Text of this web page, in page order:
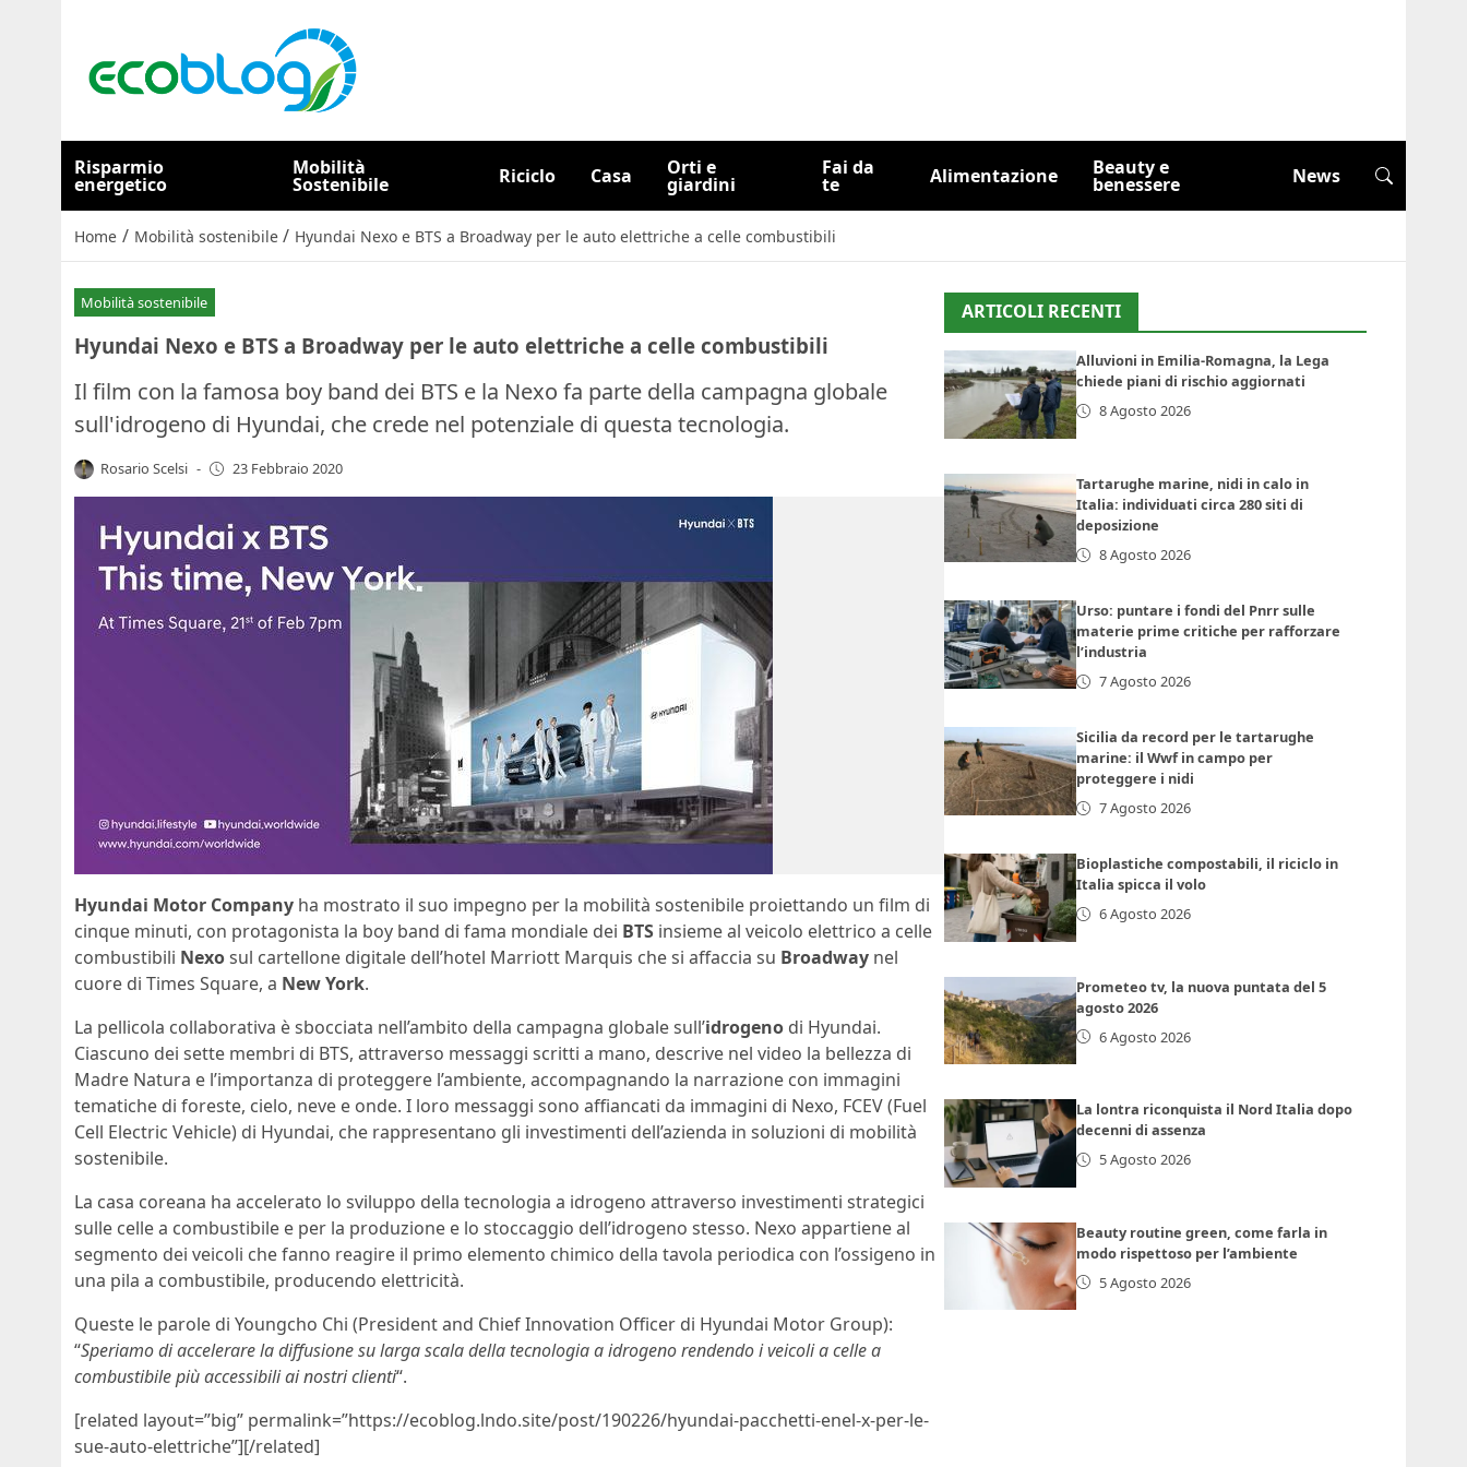
Risparmio
energetico
Mobilità
Sostenibile Riciclo Casa Orti e
giardini
Fai da
te Alimentazione Beauty e
benessere News
Home / Mobilità sostenibile / Hyundai Nexo e BTS a Broadway per le auto elettriche a celle combustibili
Mobilità sostenibile
Hyundai Nexo e BTS a Broadway per le auto elettriche a celle combustibili
Il film con la famosa boy band dei BTS e la Nexo fa parte della campagna globale
sull'idrogeno di Hyundai, che crede nel potenziale di questa tecnologia.
Rosario Scelsi - 23 Febbraio 2020
Hyundai Motor Company ha mostrato il suo impegno per la mobilità sostenibile proiettando un film di
cinque minuti, con protagonista la boy band di fama mondiale dei BTS insieme al veicolo elettrico a celle
combustibili Nexosul cartellone digitale dell’hotel Marriott Marquis che si affaccia su Broadway nel
cuore di Times Square, a New York.
La pellicola collaborativa è sbocciata nell’ambito della campagna globale sull’idrogeno di Hyundai.
Ciascuno dei sette membri di BTS, attraverso messaggi scritti a mano, descrive nel video la bellezza di
Madre Natura e l’importanza di proteggere l’ambiente, accompagnando la narrazione con immagini
tematiche di foreste, cielo, neve e onde. I loro messaggi sono affiancati da immagini di Nexo, FCEV (Fuel
Cell Electric Vehicle) di Hyundai, che rappresentano gli investimenti dell’azienda in soluzioni di mobilità
sostenibile.
La casa coreana ha accelerato lo sviluppo della tecnologia a idrogeno attraverso investimenti strategici
sulle celle a combustibile e per la produzione e lo stoccaggio dell’idrogeno stesso. Nexo appartiene al
segmento dei veicoli che fanno reagire il primo elemento chimico della tavola periodica con l’ossigeno in
una pila a combustibile, producendo elettricità.
Queste le parole di Youngcho Chi (President and Chief Innovation Officer di Hyundai Motor Group):
“Speriamo di accelerare la diffusione su larga scala della tecnologia a idrogeno rendendo i veicoli a celle a
combustibile più accessibili ai nostri clienti“.
[related layout=”big” permalink=”https://ecoblog.lndo.site/post/190226/hyundai-pacchetti-enel-x-per-le-
sue-auto-elettriche”][/related]
ARTICOLI RECENTI
Alluvioni in Emilia-Romagna, la Lega
chiede piani di rischio aggiornati
8 Agosto 2026
Tartarughe marine, nidi in calo in
Italia: individuati circa 280 siti di
deposizione
8 Agosto 2026
Urso: puntare i fondi del Pnrr sulle
materie prime critiche per rafforzare
l’industria
7 Agosto 2026
Sicilia da record per le tartarughe
marine: il Wwf in campo per
proteggere i nidi
7 Agosto 2026
Bioplastiche compostabili, il riciclo in
Italia spicca il volo
6 Agosto 2026
Prometeo tv, la nuova puntata del 5
agosto 2026
6 Agosto 2026
La lontra riconquista il Nord Italia dopo
decenni di assenza
5 Agosto 2026
Beauty routine green, come farla in
modo rispettoso per l’ambiente
5 Agosto 2026